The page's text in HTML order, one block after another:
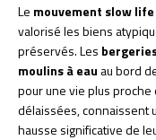
Le mouvement slow life
valorisé les biens
préservés. Les
moulins à eau au bord
pour une vie plus proche
délaissées, connaissent
hausse significative de